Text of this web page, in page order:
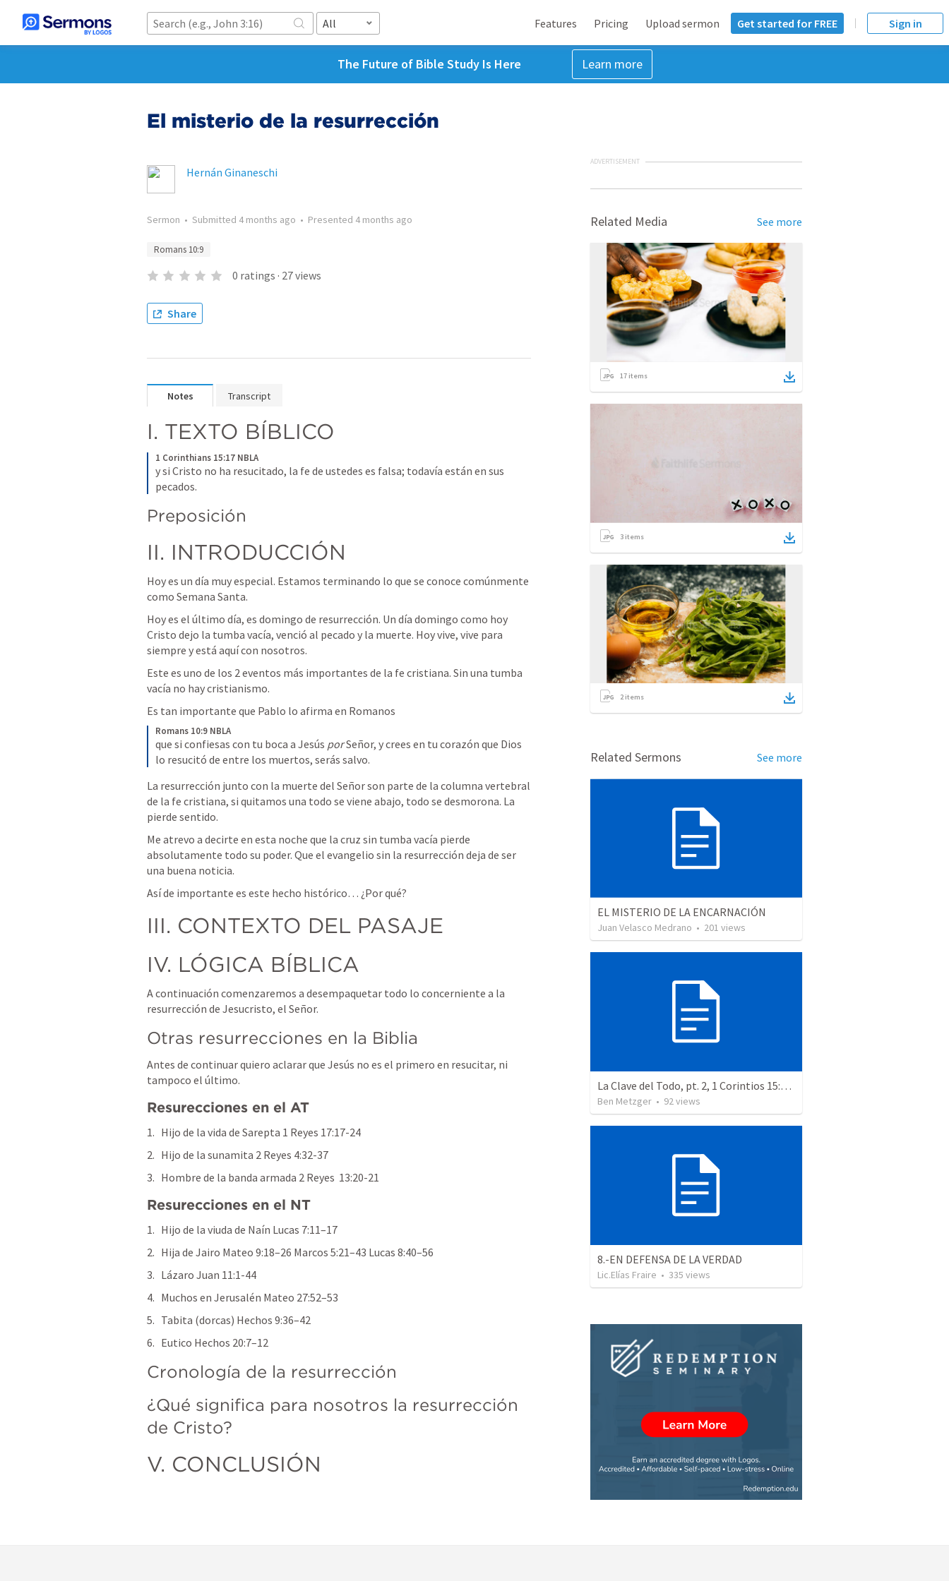
All Features Pricing Upload sermon Get started for FREE Sign in
The Future of Bible Study Is Here Learn more
El misterio de la resurrección
Hernán Ginaneschi
Sermon • Submitted 4 months ago • Presented 4 months ago
Romans 10:9
0 ratings · 27views
Share
Notes Transcript
I. TEXTO BÍBLICO
1 Corinthians 15:17 NBLA
y si Cristo no ha resucitado, la fe de ustedes es falsa; todavía están en sus
pecados.
Preposición
II. INTRODUCCIÓN
Hoy es un día muy especial. Estamos terminando lo que se conoce comúnmente
como Semana Santa.
Hoy es el último día, es domingo de resurrección. Un día domingo como hoy
Cristo dejo la tumba vacía, venció al pecado y la muerte. Hoy vive, vive para
siempre y está aquí con nosotros.
Este es uno de los 2 eventos más importantes de la fe cristiana. Sin una tumba
vacía no hay cristianismo.
Es tan importante que Pablo lo afirma en Romanos
Romans 10:9 NBLA
que si confiesas con tu boca a Jesús por Señor, y crees en tu corazón que Dios
lo resucitó de entre los muertos, serás salvo.
La resurrección junto con la muerte del Señor son parte de la columna vertebral
de la fe cristiana, si quitamos una todo se viene abajo, todo se desmorona. La
pierde sentido.
Me atrevo a decirte en esta noche que la cruz sin tumba vacía pierde
absolutamente todo su poder. Que el evangelio sin la resurrección deja de ser
una buena noticia.
Así de importante es este hecho histórico… ¿Por qué?
III. CONTEXTO DEL PASAJE
IV. LÓGICA BÍBLICA
A continuación comenzaremos a desempaquetar todo lo concerniente a la
resurrección de Jesucristo, el Señor.
Otras resurrecciones en la Biblia
Antes de continuar quiero aclarar que Jesús no es el primero en resucitar, ni
tampoco el último.
Resurecciones en el AT
Hijo de la vida de Sarepta 1 Reyes 17:17-24
Hijo de la sunamita 2 Reyes 4:32-37
Hombre de la banda armada 2 Reyes  13:20-21
Resurecciones en el NT
Hijo de la viuda de Naín Lucas 7:11–17
Hija de Jairo Mateo 9:18–26 Marcos 5:21–43 Lucas 8:40–56
Lázaro Juan 11:1-44
Muchos en Jerusalén Mateo 27:52–53
Tabita (dorcas) Hechos 9:36–42
Eutico Hechos 20:7–12
Cronología de la resurrección
¿Qué significa para nosotros la resurrección
de Cristo?
V. CONCLUSIÓN
ADVERTISEMENT
Related Media See more
17 items
3 items
2items
Related Sermons See more
EL MISTERIO DE LA ENCARNACIÓN
Juan Velasco Medrano • 201 views
La Clave del Todo, pt. 2, 1 Corintios 15:21-34
Ben Metzger • 92views
8.-EN DEFENSA DE LA VERDAD
Lic.Elías Fraire • 335 views